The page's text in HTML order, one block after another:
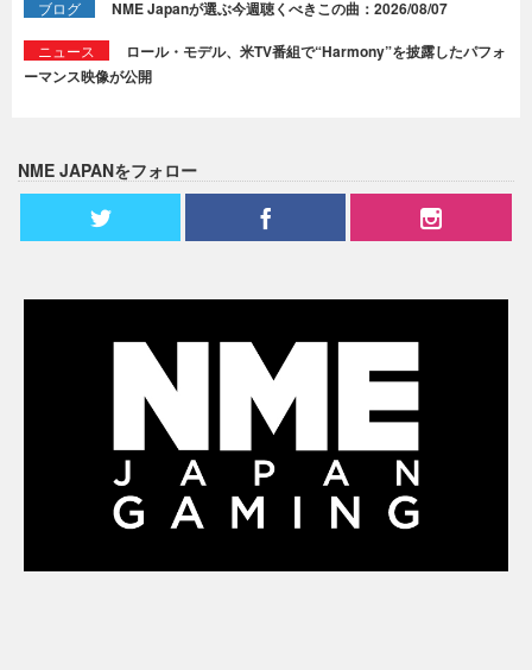
ブログ NME Japanが選ぶ今週聴くべきこの曲：2026/08/07
ニュース
ロール・モデル、米TV番組で“Harmony”を披露したパフォ
ーマンス映像が公開
NME JAPANをフォロー